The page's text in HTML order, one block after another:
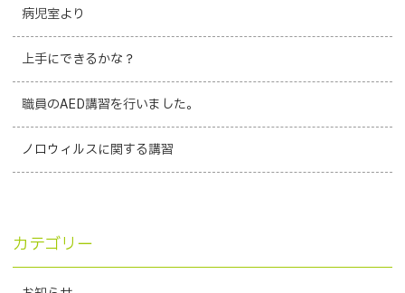
病児室より
上手にできるかな？
職員のAED講習を行いました。
ノロウィルスに関する講習
カテゴリー